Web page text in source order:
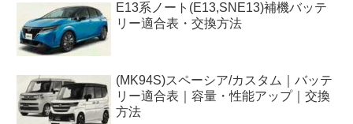
E13系ノート(E13,SNE13)補機バッテ
リー適合表・交換方法
(MK94S)スペーシア/カスタム｜バッテ
リー適合表｜容量・性能アップ｜交換
方法